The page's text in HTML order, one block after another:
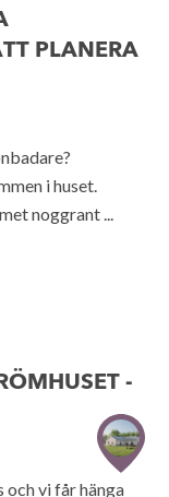
PLANERA
i huset.
noggrant ...
-
och vi får hänga